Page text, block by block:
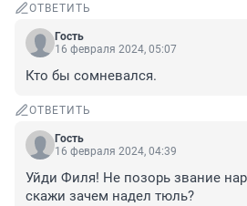
ОТВЕТИТЬ
Гость
16 февраля 2024, 05:07
Кто бы сомневался.
ОТВЕТИТЬ
Гость
16 февраля 2024, 04:39
Уйди Филя! Не позорь звание
скажи зачем надел тюль?